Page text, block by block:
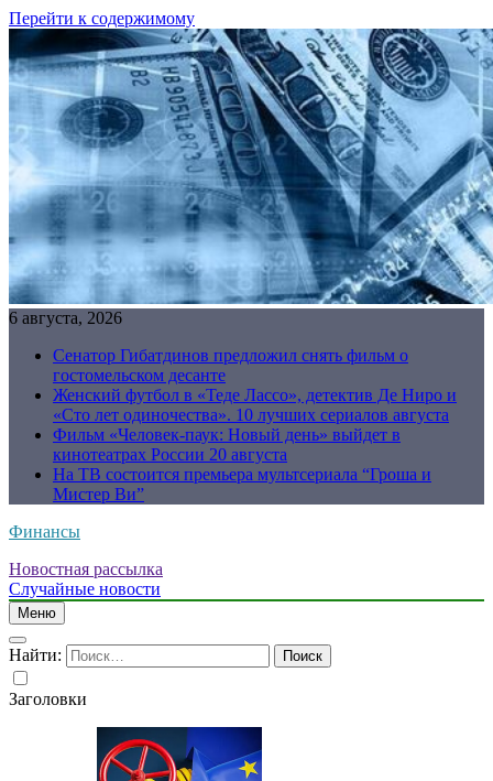
Перейти к содержимому
6 августа, 2026
Сенатор Гибатдинов предложил снять фильм о
гостомельском десанте
Женский футбол в «Теде Лассо», детектив Де Ниро и
«Сто лет одиночества». 10 лучших сериалов августа
Фильм «Человек-паук: Новый день» выйдет в
кинотеатрах России 20 августа
На ТВ состоится премьера мультсериала “Гроша и
Мистер Ви”
Финансы
Новостная рассылка
Случайные новости
Меню
Найти:
Заголовки